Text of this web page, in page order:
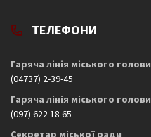
ТЕЛЕФОНИ
Гаряча лінія міського голови
(04737) 2-39-45
Гаряча лінія міського голови
(097) 622 18 65
Секретар міської ради